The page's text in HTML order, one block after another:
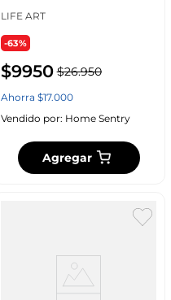
LIFE ART
-63%
$9950 $26.950
Ahorra $17.000
Vendido por: Home Sentry
Agregar